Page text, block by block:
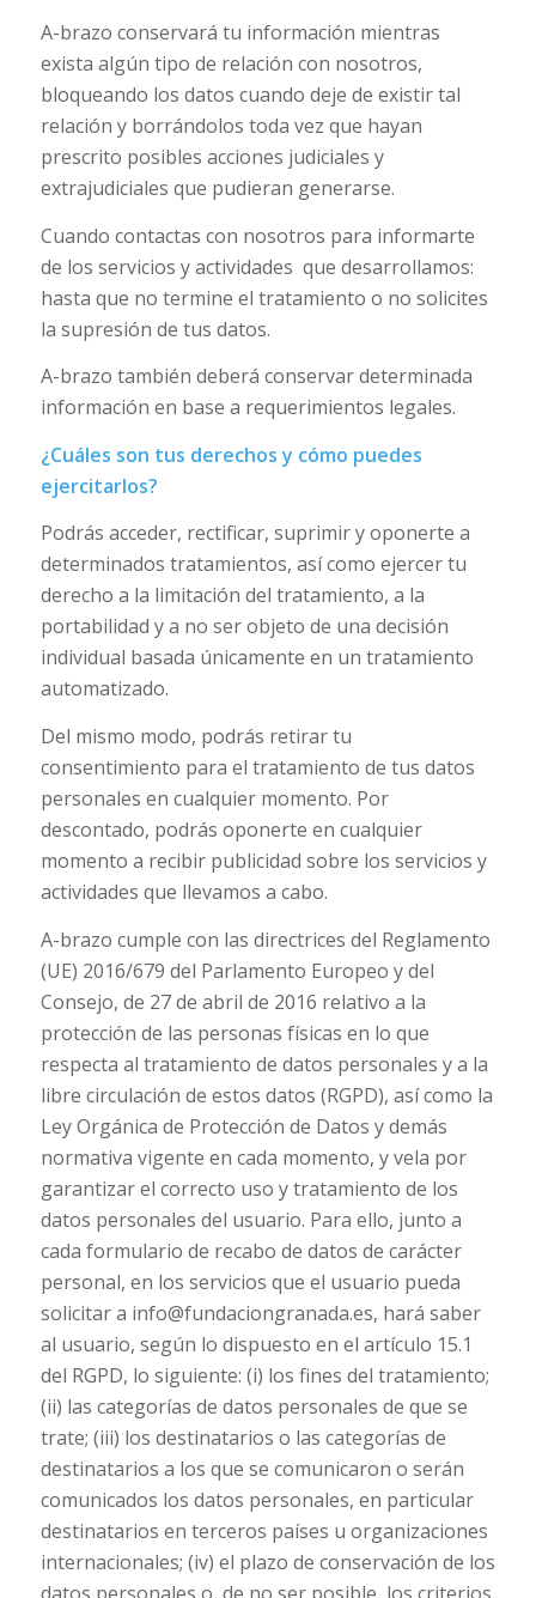
A-brazo conservará tu información mientras
exista algún tipo de relación con nosotros,
bloqueando los datos cuando deje de existir tal
relación y borrándolos toda vez que hayan
prescrito posibles acciones judiciales y
extrajudiciales que pudieran generarse.
Cuando contactas con nosotros para informarte
de los servicios y actividades que desarrollamos:
hasta que no termine el tratamiento o no solicites
la supresión de tus datos.
A-brazo también deberá conservar determinada
información en base a requerimientos legales.
¿Cuáles son tus derechos y cómo puedes
ejercitarlos?
Podrás acceder, rectificar, suprimir y oponerte a
determinados tratamientos, así como ejercer tu
derecho a la limitación del tratamiento, a la
portabilidad y a no ser objeto de una decisión
individual basada únicamente en un tratamiento
automatizado.
Del mismo modo, podrás retirar tu
consentimiento para el tratamiento de tus datos
personales en cualquier momento. Por
descontado, podrás oponerte en cualquier
momento a recibir publicidad sobre los servicios y
actividades que llevamos a cabo.
A-brazo cumple con las directrices del Reglamento
(UE) 2016/679 del Parlamento Europeo y del
Consejo, de 27 de abril de 2016 relativo a la
protección de las personas físicas en lo que
respecta al tratamiento de datos personales y a la
libre circulación de estos datos (RGPD), así como la
Ley Orgánica de Protección de Datos y demás
normativa vigente en cada momento, y vela por
garantizar el correcto uso y tratamiento de los
datos personales del usuario. Para ello, junto a
cada formulario de recabo de datos de carácter
personal, en los servicios que el usuario pueda
solicitar a info@fundaciongranada.es, hará saber
al usuario, según lo dispuesto en el artículo 15.1
del RGPD, lo siguiente: (i) los fines del tratamiento;
(ii) las categorías de datos personales de que se
trate; (iii) los destinatarios o las categorías de
destinatarios a los que se comunicaron o serán
comunicados los datos personales, en particular
destinatarios en terceros países u organizaciones
internacionales; (iv) el plazo de conservación de los
datos personales o, de no ser posible, los criterios